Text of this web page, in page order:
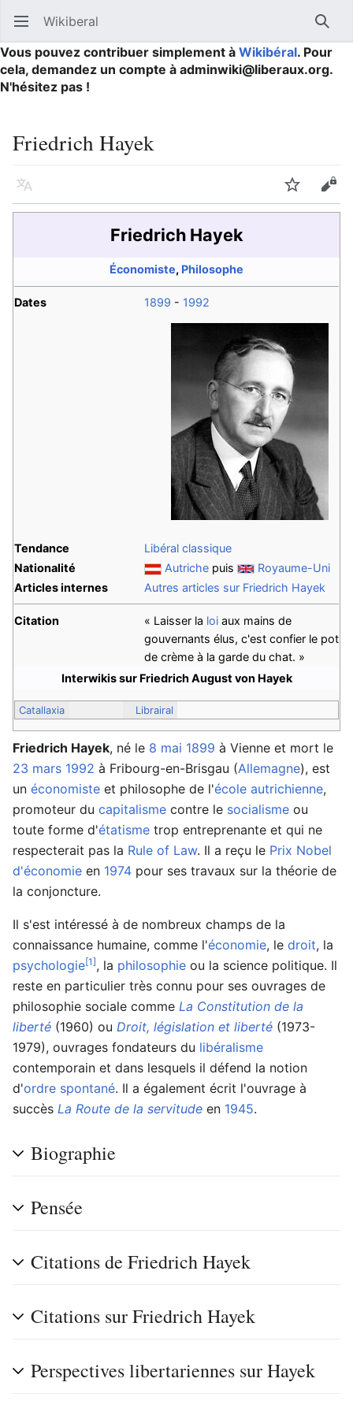
Ouvrir le menu principal Wikiberal
Vous pouvez contribuer simplement à Wikibéral. Pour
cela, demandez un compte à adminwiki@liberaux.org.
N'hésitez pas !
Friedrich Hayek
Langue Suivre
Friedrich Hayek
Économiste, Philosophe
Dates 1899 - 1992
Tendance
Libéral classique
Nationalité
Autriche puis
Royaume-Uni
Articles internes
Autres articles sur Friedrich Hayek
Citation « Laisser la loi aux mains de
gouvernants élus, c'est confier le pot
de crème à la garde du chat. »
Interwikis sur Friedrich August von Hayek
Catallaxia Librairal
Friedrich Hayek, né le 8 mai 1899 à Vienne et mort le
23 mars 1992 à Fribourg-en-Brisgau (Allemagne), est
un économiste et philosophe de l'école autrichienne,
promoteur du capitalisme contre le socialisme ou
toute forme d'étatisme trop entreprenante et qui ne
respecterait pas la Rule of Law. Il a reçu le Prix Nobel
d'économie en 1974 pour ses travaux sur la théorie de
la conjoncture.
Il s'est intéressé à de nombreux champs de la
connaissance humaine, comme l'économie, le droit, la
psychologie[1], la philosophie ou la science politique. Il
reste en particulier très connu pour ses ouvrages de
philosophie sociale comme La Constitution de la
liberté (1960) ou Droit, législation et liberté (1973-
1979), ouvrages fondateurs du libéralisme
contemporain et dans lesquels il défend la notion
d'ordre spontané. Il a également écrit l'ouvrage à
succès La Route de la servitude en 1945.
Biographie
Pensée
Citations de Friedrich Hayek
Citations sur Friedrich Hayek
Perspectives libertariennes sur Hayek